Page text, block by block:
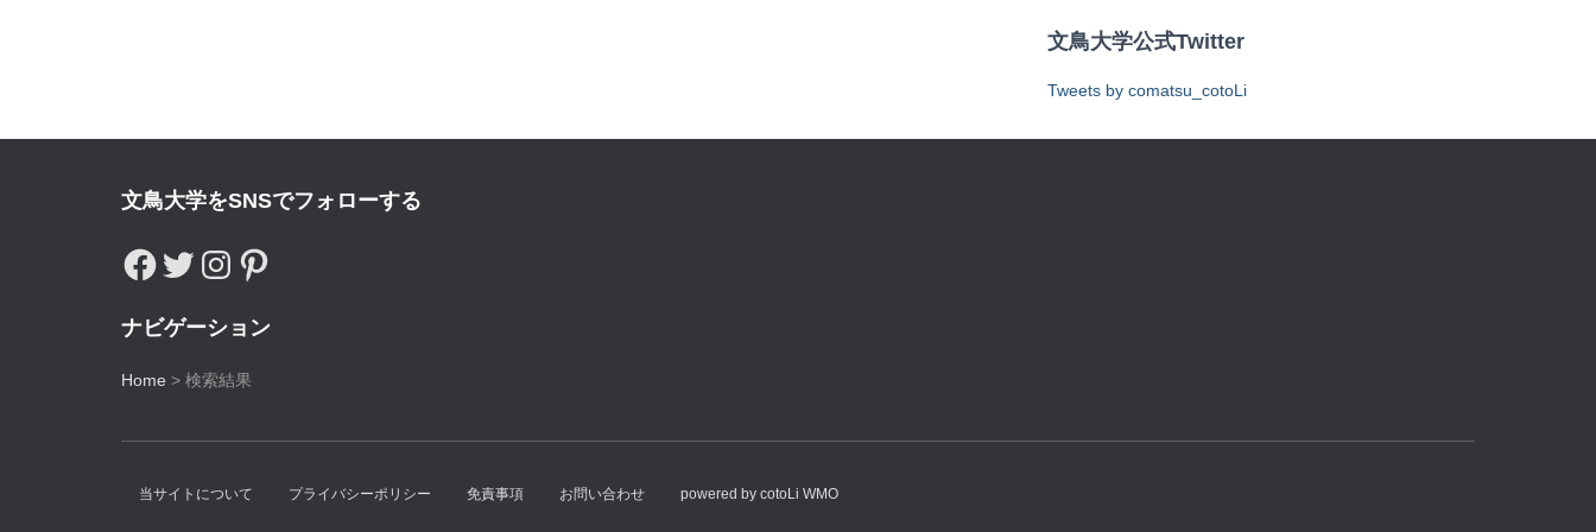
文鳥大学公式Twitter
Tweets by comatsu_cotoLi
文鳥大学をSNSでフォローする
ナビゲーション
Home > 検索結果
当サイトについて プライバシーポリシー 免責事項 お問い合わせ powered by cotoLi WMO